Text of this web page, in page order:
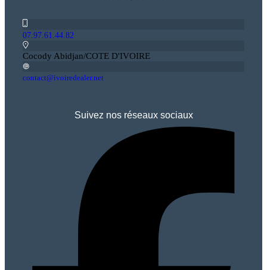
07.97.61.44.82
Cocody Abidjan/COTE D'IVOIRE
contact@ivoiredealer.net
Suivez nos réseaux sociaux